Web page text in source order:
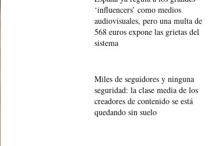
‘influencers’ como medios
audiovisuales, pero una multa de
568 euros expone las grietas del
sistema
Miles de seguidores y ninguna
seguridad: la clase media de los
creadores de contenido se está
quedando sin suelo